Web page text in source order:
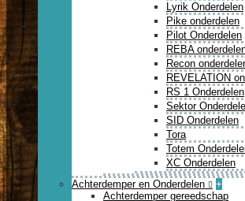
Lyrik Onderdelen
Pike onderdelen
Pilot Onderdelen
REBA
Recon
REVELATION
RS 1 Onderdelen
Sektor
SID Onderdelen
Tora
Totem
XC Onderdelen
Achterdemper en Onderdelen
+
Achterdemper gereedschap